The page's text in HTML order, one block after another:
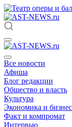
Все новости
Афиша
Блог редакции
Общество и власть
Культура
Экономика и бизнес
Факт и компромат
Интервью